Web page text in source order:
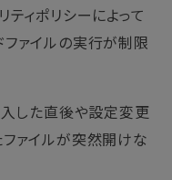
ィポリシーによって
ァイルの実行が制限
入した直後や設定変更
ァイルが突然開けな